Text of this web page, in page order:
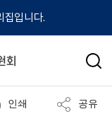
집입니다.
검
인쇄 공유